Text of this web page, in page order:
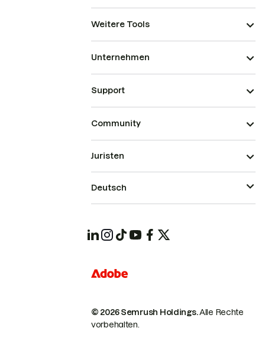
Weitere Tools
Unternehmen
Support
Community
© 2026 Semrush Holdings.Alle Rechte
vorbehalten.
Juristen
Deutsch